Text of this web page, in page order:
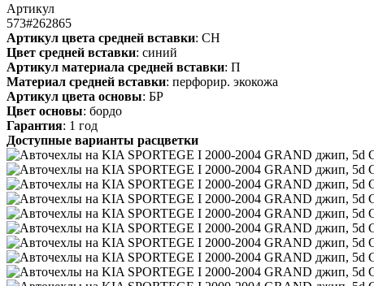
Артикул
573#262865
Артикул цвета средней вставки: СН
Цвет средней вставки: синий
Артикул материала средней вставки: П
Материал средней вставки: перфорир. экокожа
Артикул цвета основы: БР
Цвет основы: бордо
Гарантия: 1 год
Доступные варианты расцветки